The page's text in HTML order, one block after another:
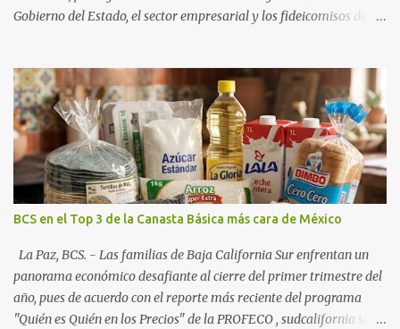
Gobierno del Estado, el sector empresarial y los fideicomisos de
una derrama económica sin precedentes. Las proyecciones para
este periodo vacacional son optimistas, con un promedio estatal
que supera el 70% . Sin embargo, la sorpresa del año la ha dado el
norte del estado. Comondú encabeza las expectativas con un
impresionante 89% de ocupación, impulsado por el interés
creciente en el turismo de naturaleza. Le siguen destinos
consolidados y emergentes: Los Cabos: 72% promedio (esperando
picos del 79% en Año Nuevo). La Paz: 66%. Loreto: 58%. Mulegé:
54%. "Estamos viendo un fenómeno de diversificación. Ya no solo
vienen por el lujo de Los Cabos, sino por la aut...
BCS en el Top 3 de la Canasta Básica más cara de México
La Paz, BCS. - Las familias de Baja California Sur enfrentan un
panorama económico desafiante al cierre del primer trimestre del
año, pues de acuerdo con el reporte más reciente del programa
"Quién es Quién en los Precios" de la PROFECO , sudcalifornia se